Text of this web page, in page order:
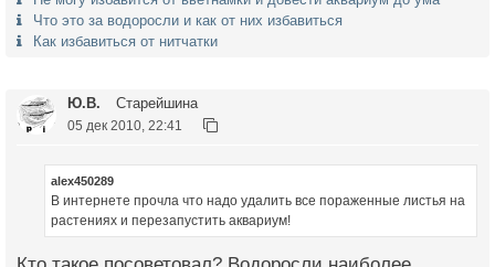
Что это за водоросли и как от них избавиться
Как избавиться от нитчатки
Ю.В. Старейшина
05 дек 2010, 22:41
alex450289
В интернете прочла что надо удалить все пораженные листья на
растениях и перезапустить аквариум!